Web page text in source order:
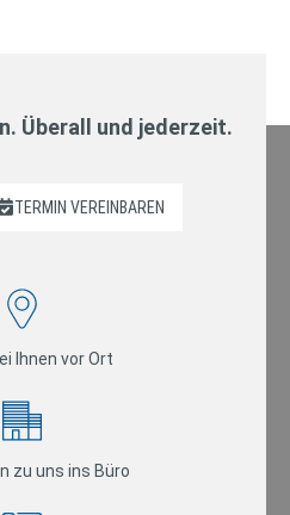
Überall und jederzeit.
TERMIN VEREINBAREN
Ihnen vor Ort
zu uns ins Büro